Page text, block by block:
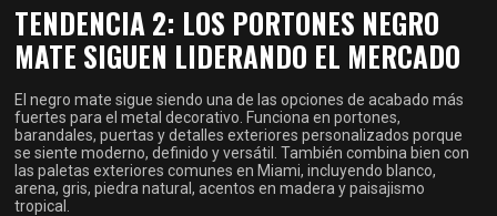
TENDENCIA 2: LOS PORTONES NEGRO
MATE SIGUEN LIDERANDO EL MERCADO
El negro mate sigue siendo una de las opciones de acabado más
fuertes para el metal decorativo. Funciona en portones,
barandales, puertas y detalles exteriores personalizados porque
se siente moderno, definido y versátil. También combina bien con
las paletas exteriores comunes en Miami, incluyendo blanco,
arena, gris, piedra natural, acentos en madera y paisajismo
tropical.